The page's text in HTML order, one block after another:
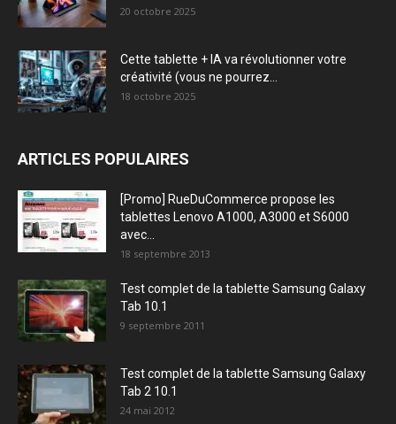
20 octobre 2025
Cette tablette + IA va révolutionner votre
créativité (vous ne pourrez...
18 octobre 2025
ARTICLES POPULAIRES
[Promo] RueDuCommerce propose les
tablettes Lenovo A1000, A3000 et S6000
avec...
18 septembre 2013
Test complet de la tablette Samsung Galaxy
Tab 10.1
9 septembre 2011
Test complet de la tablette Samsung Galaxy
Tab 2 10.1
24 mai 2012